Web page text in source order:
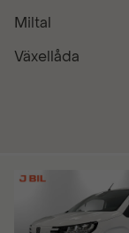
Miltal
Växellåda